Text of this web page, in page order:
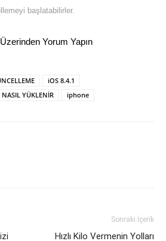
başlatabilirler.
Yorum Yapın
iOS 8.4.1
YÜKLENİR
iphone
Sonraki İçerik
Hızlı Kilo Vermenin Yolları